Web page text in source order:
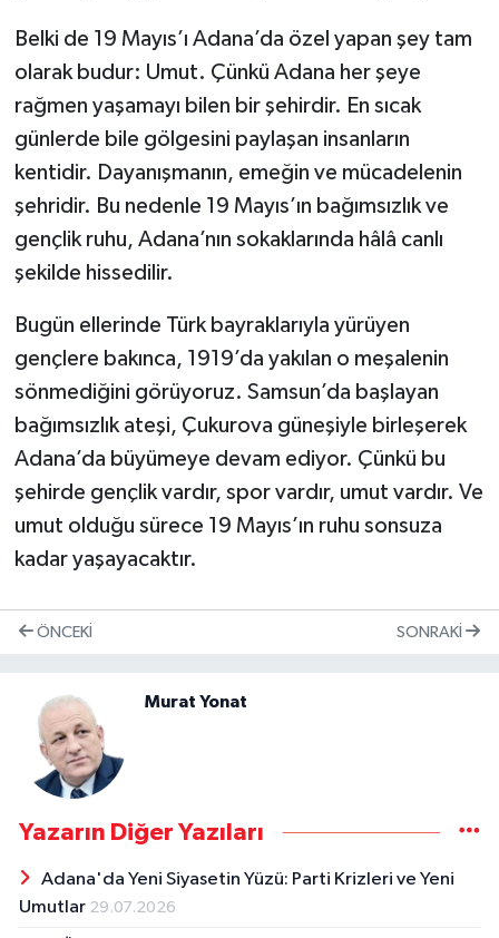
Belki de 19 Mayıs’ı Adana’da özel yapan şey tam
olarak budur: Umut. Çünkü Adana her şeye
rağmen yaşamayı bilen bir şehirdir. En sıcak
günlerde bile gölgesini paylaşan insanların
kentidir. Dayanışmanın, emeğin ve mücadelenin
şehridir. Bu nedenle 19 Mayıs’ın bağımsızlık ve
gençlik ruhu, Adana’nın sokaklarında hâlâ canlı
şekilde hissedilir.
Bugün ellerinde Türk bayraklarıyla yürüyen
gençlere bakınca, 1919’da yakılan o meşalenin
sönmediğini görüyoruz. Samsun’da başlayan
bağımsızlık ateşi, Çukurova güneşiyle birleşerek
Adana’da büyümeye devam ediyor. Çünkü bu
şehirde gençlik vardır, spor vardır, umut vardır. Ve
umut olduğu sürece 19 Mayıs’ın ruhu sonsuza
kadar yaşayacaktır.
ÖNCEKI SONRAKI
Murat Yonat
Yazarın Diğer Yazıları
Adana'da Yeni Siyasetin Yüzü: Parti Krizleri ve Yeni
Umutlar 29.07.2026